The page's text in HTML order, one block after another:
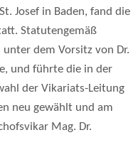
Josef in Baden, fand die
Statutengemäß
dem Vorsitz von Dr.
und führte die in der
der Vikariats-Leitung
neu gewählt und am
Mag. Dr.